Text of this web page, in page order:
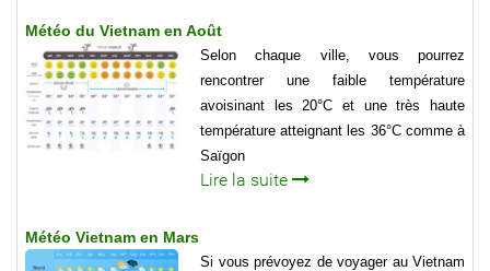
Météo du Vietnam en Août
Selon chaque ville, vous pourrez
rencontrer une faible température
avoisinant les 20°C et une très haute
température atteignant les 36°C comme à
Saïgon
Lire la suite
Météo Vietnam en Mars
Si vous prévoyez de voyager au Vietnam